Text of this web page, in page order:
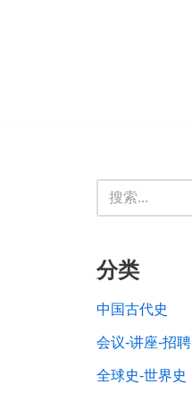
分类
中国古代史
会议-讲座-招聘
全球史-世界史